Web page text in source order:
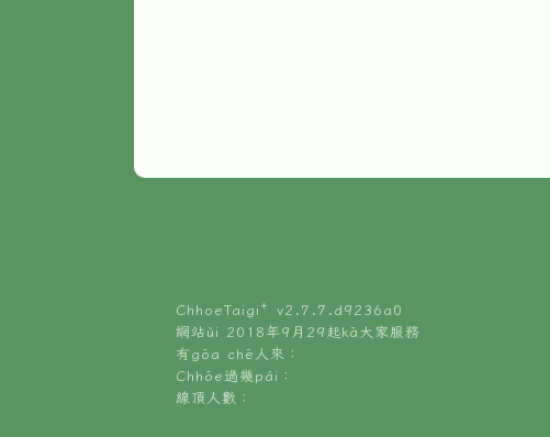
ChhoeTaigi⁺ v2.7.7.d9236a0
網站ùi 2018年9月29起kā大家服務
有gōa chē人來：
Chhōe過幾pái：
線頂人數：